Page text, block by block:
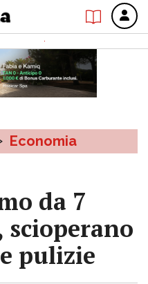
Economia
da 7
scioperano
pulizie